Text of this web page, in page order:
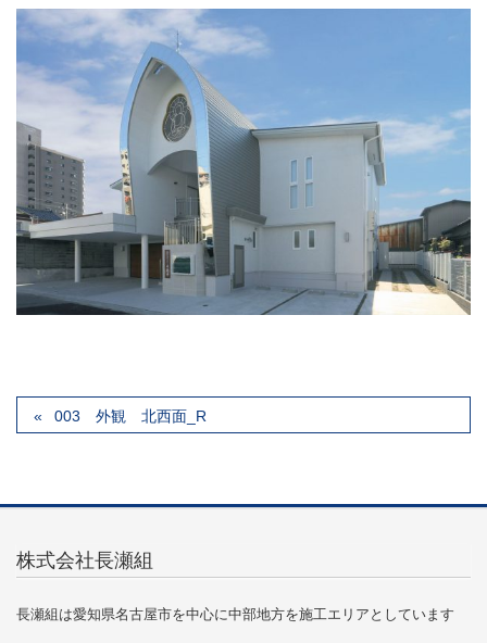
003 外観 北西面_R
株式会社長瀬組
長瀬組は愛知県名古屋市を中心に中部地方を施工エリアとしています